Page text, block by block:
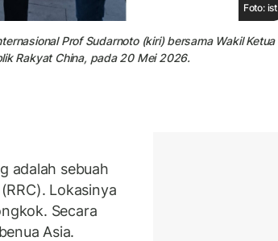
Foto: ist
Prof Sudarnoto (kiri) bersama Wakil Ketua
Rakyat China, pada 20 Mei 2026.
adalah sebuah
Lokasinya
Secara
Asia.